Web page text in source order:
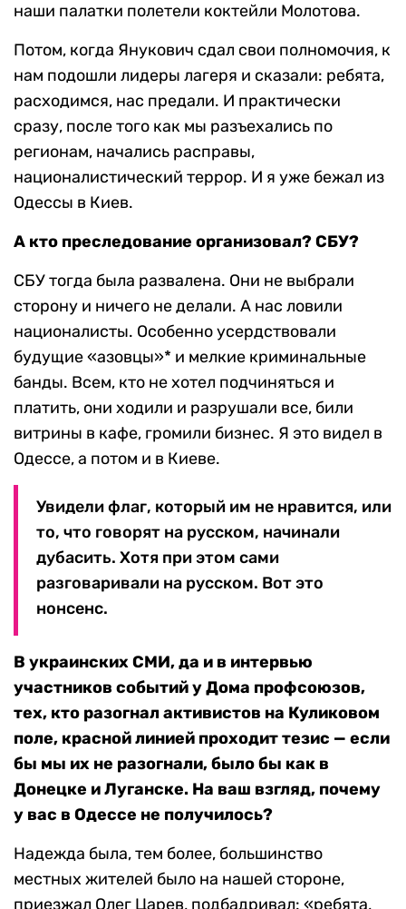
наши палатки полетели коктейли Молотова.
Потом, когда Янукович сдал свои полномочия, к
нам подошли лидеры лагеря и сказали: ребята,
расходимся, нас предали. И практически
сразу, после того как мы разъехались по
регионам, начались расправы,
националистический террор. И я уже бежал из
Одессы в Киев.
А кто преследование организовал? СБУ?
СБУ тогда была развалена. Они не выбрали
сторону и ничего не делали. А нас ловили
националисты. Особенно усердствовали
будущие «азовцы»* и мелкие криминальные
банды. Всем, кто не хотел подчиняться и
платить, они ходили и разрушали все, били
витрины в кафе, громили бизнес. Я это видел в
Одессе, а потом и в Киеве.
Увидели флаг, который им не нравится, или
то, что говорят на русском, начинали
дубасить. Хотя при этом сами
разговаривали на русском. Вот это
нонсенс.
В украинских СМИ, да и в интервью
участников событий у Дома профсоюзов,
тех, кто разогнал активистов на Куликовом
поле, красной линией проходит тезис — если
бы мы их не разогнали, было бы как в
Донецке и Луганске. На ваш взгляд, почему
у вас в Одессе не получилось?
Надежда была, тем более, большинство
местных жителей было на нашей стороне,
приезжал Олег Царев, подбадривал: «ребята,